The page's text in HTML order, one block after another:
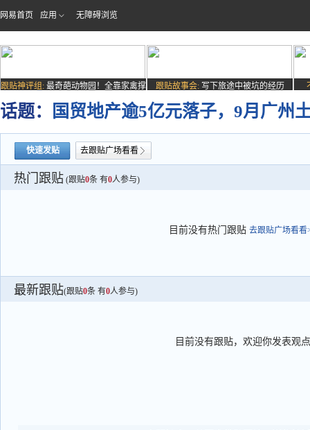
网易首页 应用 无障碍浏览
跟贴神评组: 最奇葩动物园！全靠家禽撑
场子
跟贴故事会: 写下旅途中被坑的经历
话题： 国贸地产逾5亿元落子，9月广州
快速发贴 去跟贴广场看看
热门跟贴 (跟贴0条 有0人参与)
目前没有热门跟贴 去跟贴广场看看
最新跟贴(跟贴0条 有0人参与)
目前没有跟贴，欢迎你发表观点